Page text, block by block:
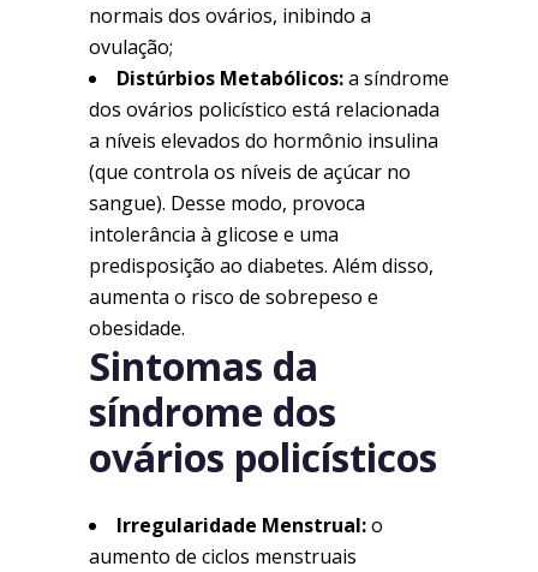
normais dos ovários, inibindo a
ovulação;
Distúrbios Metabólicos:a síndrome
dos ovários policístico está relacionada
a níveis elevados do hormônio insulina
(que controla os níveis de açúcar no
sangue). Desse modo, provoca
intolerância à glicose e uma
predisposição ao diabetes. Além disso,
aumenta o risco de sobrepeso e
obesidade.
Sintomas da
síndrome dos
ovários policísticos
Irregularidade Menstrual:o
aumento de ciclos menstruais